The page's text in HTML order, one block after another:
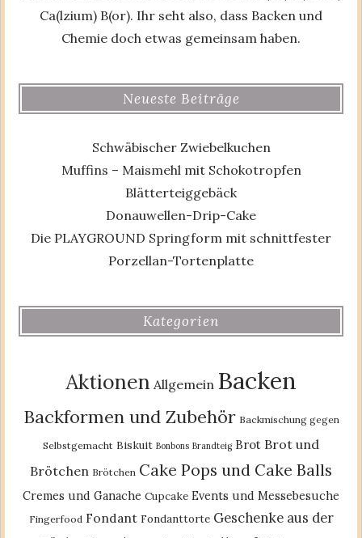
Ca(lzium) B(or). Ihr seht also, dass Backen und
Chemie doch etwas gemeinsam haben.
Neueste Beiträge
Schwäbischer Zwiebelkuchen
Muffins – Maismehl mit Schokotropfen
Blätterteiggebäck
Donauwellen-Drip-Cake
Die PLAYGROUND Springform mit schnittfester
Porzellan-Tortenplatte
Kategorien
Aktionen Allgemein Backen
Backformen und Zubehör Backmischung gegen
Selbstgemacht Biskuit Bonbons Brandteig Brot Brot und
Brötchen Brötchen Cake Pops und Cake Balls
Cremes und Ganache Cupcake Events und Messebesuche
Fingerfood Fondant Fondanttorte Geschenke aus der